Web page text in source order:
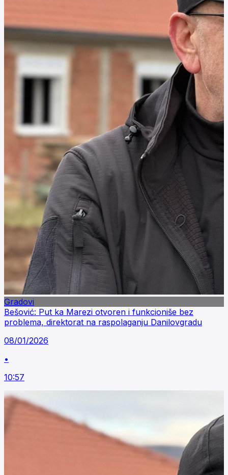
Gradovi
Bešović: Put ka Marezi otvoren i funkcioniše bez
problema, direktorat na raspolaganju Danilovgradu
08/01/2026
•
10:57